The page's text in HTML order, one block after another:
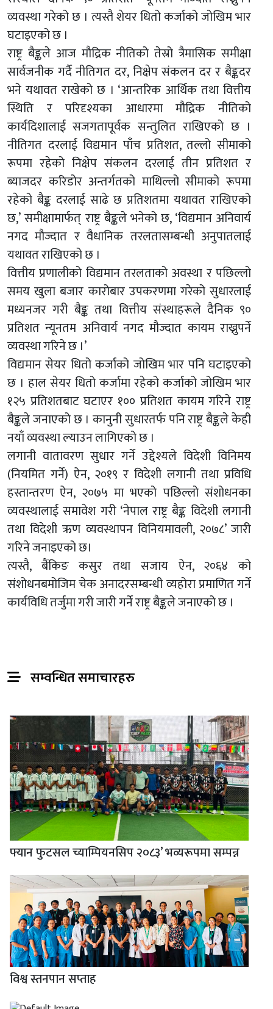
व्यवस्था गरेको छ । त्यस्तै शेयर धितो कर्जाको जोखिम भार
घटाइएको छ ।
राष्ट्र बैङ्कले आज मौद्रिक नीतिको तेस्रो त्रैमासिक समीक्षा
सार्वजनीक गर्दै नीतिगत दर, निक्षेप संकलन दर र बैङ्कदर
भने यथावत राखेको छ । ‘आन्तरिक आर्थिक तथा वित्तीय
स्थिति र परिदृश्यका आधारमा मौद्रिक नीतिको
कार्यदिशालाई सजगतापूर्वक सन्तुलित राखिएको छ ।
नीतिगत दरलाई विद्यमान पाँच प्रतिशत, तल्लो सीमाको
रूपमा रहेको निक्षेप संकलन दरलाई तीन प्रतिशत र
ब्याजदर करिडोर अन्तर्गतको माथिल्लो सीमाको रूपमा
रहेको बैङ्क दरलाई साढे छ प्रतिशतमा यथावत राखिएको
छ,’ समीक्षामार्फत् राष्ट्र बैङ्कले भनेको छ, ‘विद्यमान अनिवार्य
नगद मौज्दात र वैधानिक तरलतासम्बन्धी अनुपातलाई
यथावत राखिएको छ ।
वित्तीय प्रणालीको विद्यमान तरलताको अवस्था र पछिल्लो
समय खुला बजार कारोबार उपकरणमा गरेको सुधारलाई
मध्यनजर गरी बैङ्क तथा वित्तीय संस्थाहरूले दैनिक ९०
प्रतिशत न्यूनतम अनिवार्य नगद मौज्दात कायम राख्नुपर्ने
व्यवस्था गरिने छ ।’
विद्यमान सेयर धितो कर्जाको जोखिम भार पनि घटाइएको
छ । हाल सेयर धितो कर्जामा रहेको कर्जाको जोखिम भार
१२५ प्रतिशतबाट घटाएर १०० प्रतिशत कायम गरिने राष्ट्र
बैङ्कले जनाएको छ । कानुनी सुधारतर्फ पनि राष्ट्र बैङ्कले केही
नयाँ व्यवस्था ल्याउन लागिएको छ ।
लगानी वातावरण सुधार गर्ने उद्देश्यले विदेशी विनिमय
(नियमित गर्ने) ऐन, २०१९ र विदेशी लगानी तथा प्रविधि
हस्तान्तरण ऐन, २०७५ मा भएको पछिल्लो संशोधनका
व्यवस्थालाई समावेश गरी ‘नेपाल राष्ट्र बैङ्क विदेशी लगानी
तथा विदेशी ऋण व्यवस्थापन विनियमावली, २०७८’ जारी
गरिने जनाइएको छ।
त्यस्तै, बैंकिङ कसुर तथा सजाय ऐन, २०६४ को
संशोधनबमोजिम चेक अनादरसम्बन्धी व्यहोरा प्रमाणित गर्ने
कार्यविधि तर्जुमा गरी जारी गर्ने राष्ट्र बैङ्कले जनाएको छ ।
सम्वन्धित समाचारहरु
फ्यान फुटसल च्याम्पियनसिप २०८३’ भव्यरूपमा सम्पन्न
विश्व स्तनपान सप्ताह